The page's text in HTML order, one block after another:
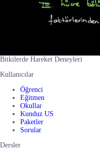
Bitkilerde Hareket Deneyleri
Kullanıcılar
Öğrenci
Eğitmen
Okullar
Kunduz US
Paketler
Sorular
Dersler